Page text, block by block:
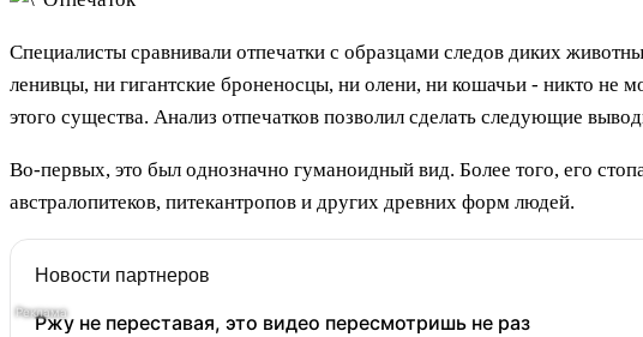
Специалисты сравнивали отпечатки с образцами следов диких
ленивцы, ни гигантские броненосцы, ни олени, ни кошачьи - никто не
этого существа. Анализ отпечатков позволил сделать следующие
Во-первых, это был однозначно гуманоидный вид. Более того, его
австралопитеков, питекантропов и других древних форм людей.
Новости партнеров
Ржу не переставая, это видео пересмотришь не раз